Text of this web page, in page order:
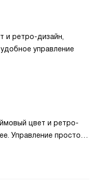
и ретро-дизайн,
управление
цвет и ретро-
Управление простое,
пригласил друзей —